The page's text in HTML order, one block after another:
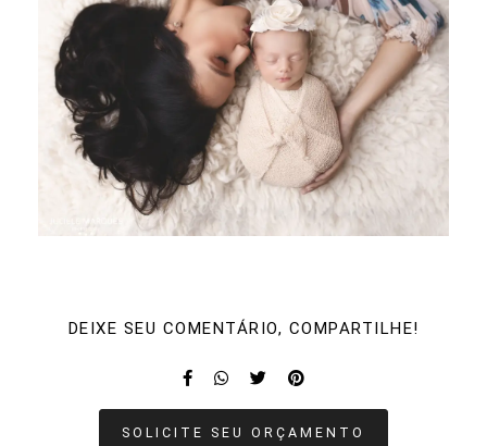
DEIXE SEU COMENTÁRIO, COMPARTILHE!
SOLICITE SEU ORÇAMENTO